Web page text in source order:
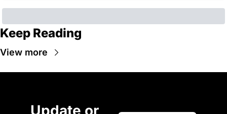
Keep Reading
View more
Update or